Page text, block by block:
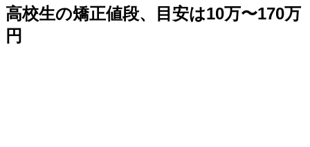
高校生の矯正値段、目安は10万〜170万
円